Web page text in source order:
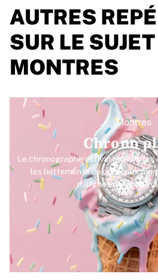
AUTRES
SUR LE SUJET
MONTRES
Montres
Chrono
Le chronographe estival mesure
les battements du cœur aux
matches de Coupe